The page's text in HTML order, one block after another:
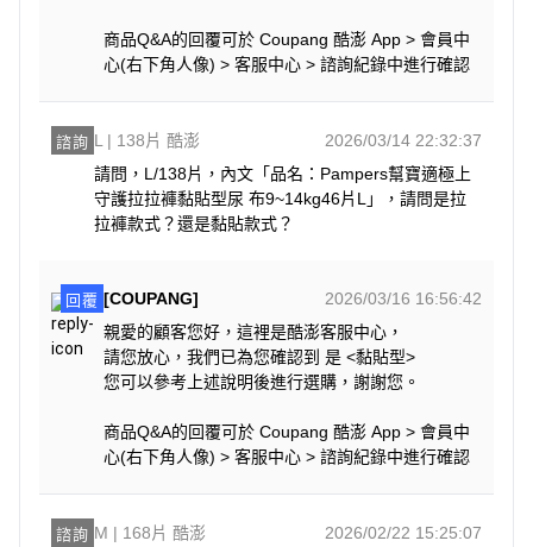
商品Q&A的回覆可於 Coupang 酷澎 App > 會員中
心(右下角人像) > 客服中心 > 諮詢紀錄中進行確認
諮詢 L | 138片 酷澎
2026/03/14 22:32:37
請問，L/138片，內文「品名：Pampers幫寶適極上
守護拉拉褲黏貼型尿 布9~14kg46片L」，請問是拉
拉褲款式？還是黏貼款式？
回覆 [COUPANG]
2026/03/16 16:56:42
親愛的顧客您好，這裡是酷澎客服中心，
請您放心，我們已為您確認到 是 <黏貼型>
您可以參考上述說明後進行選購，謝謝您。
商品Q&A的回覆可於 Coupang 酷澎 App > 會員中
心(右下角人像) > 客服中心 > 諮詢紀錄中進行確認
諮詢 M | 168片 酷澎
2026/02/22 15:25:07